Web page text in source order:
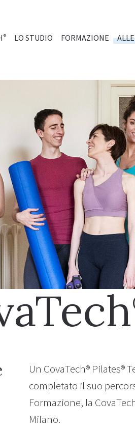
® LO STUDIO FORMAZIONE
Un CovaTech® Pilates®
completato il suo
Formazione, la
Milano.